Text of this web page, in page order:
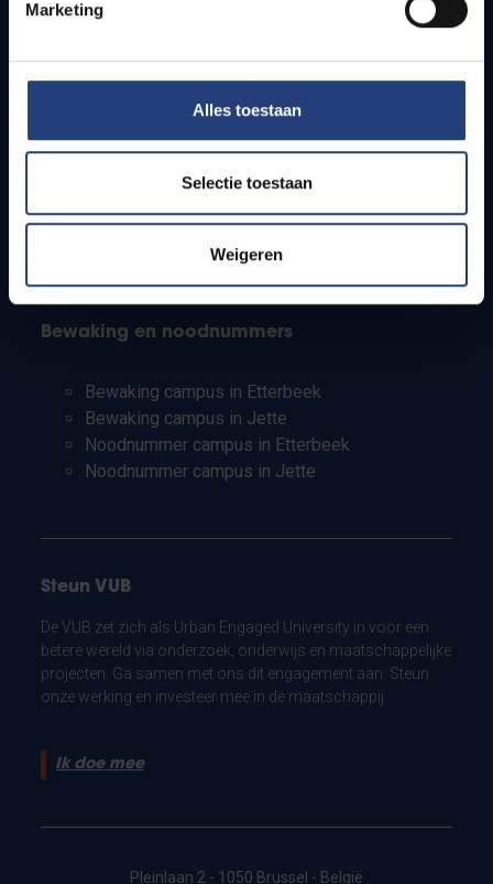
Marketing
Alles toestaan
Selectie toestaan
Weigeren
Studenten
PhD-studenten
Leerkrachten en secundaire scholen
Bewaking en noodnummers
Bewaking campus in Etterbeek
Bewaking campus in Jette
Noodnummer campus in Etterbeek
Noodnummer campus in Jette
Steun VUB
De VUB zet zich als Urban Engaged University in voor een
betere wereld via onderzoek, onderwijs en maatschappelijke
projecten. Ga samen met ons dit engagement aan. Steun
onze werking en investeer mee in de maatschappij.
Ik doe mee
Pleinlaan 2 - 1050 Brussel - België